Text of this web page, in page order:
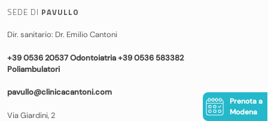
Prenota a
Modena
SEDE DI PAVULLO
Dir. sanitario: Dr. Emilio Cantoni
+39 0536 20537 Odontoiatria +39 0536 583382
Poliambulatori
pavullo@clinicacantoni.com
Via Giardini, 2